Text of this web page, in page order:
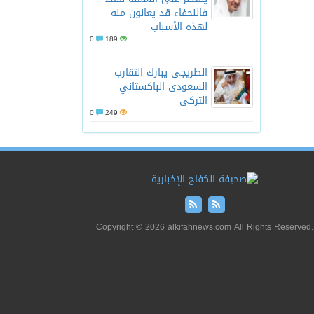
فالنحفاء قد يعانون منه
لهذه الأسباب
189
الطريجى يبارك التقارب
السعودى الباكستاني
التركى
249
Copyright © 2026 alkifahnews.com All Rights Reserved.